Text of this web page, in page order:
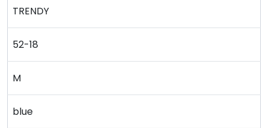
TRENDY
52-18
M
blue